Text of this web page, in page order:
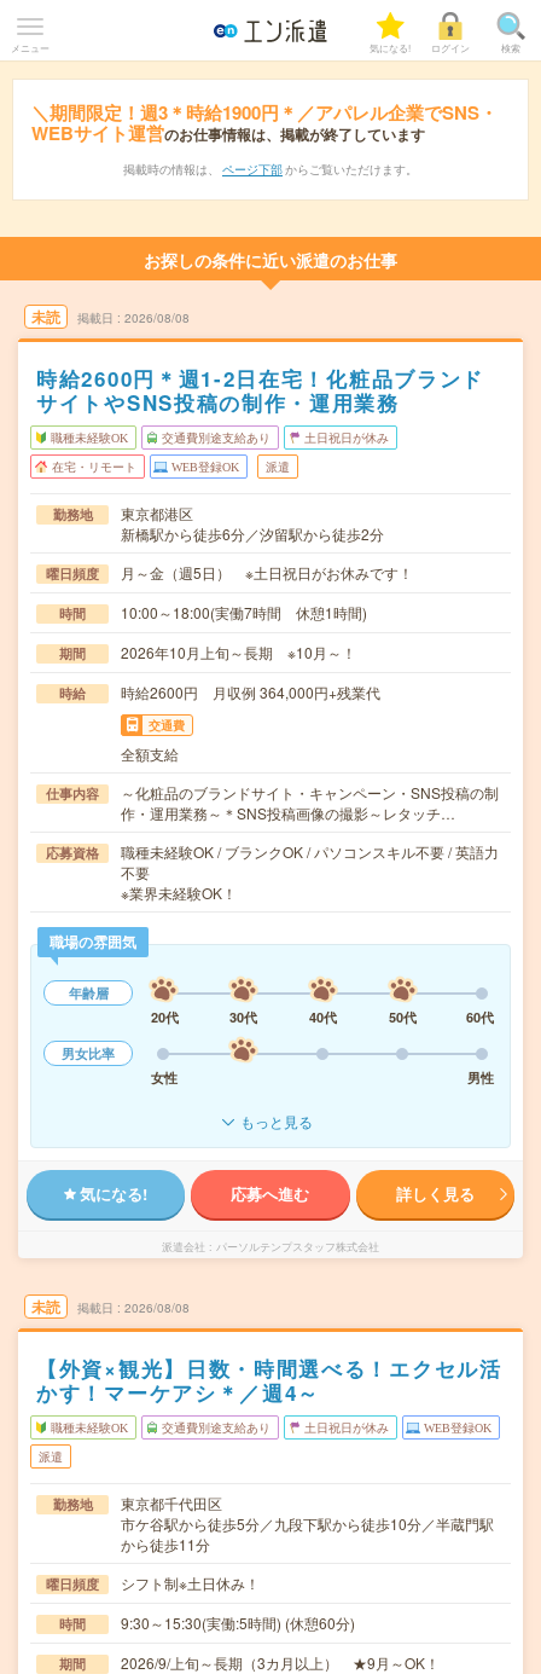
メニュー 気になる! ログイン 検索
＼期間限定！週3＊時給1900円＊／アパレル企業でSNS・
WEBサイト運営のお仕事情報は、掲載が終了しています
掲載時の情報は、 ページ下部 からご覧いただけます。
お探しの条件に近い派遣のお仕事
未読 掲載日 2026/08/08
時給2600円＊週1-2日在宅！化粧品ブランド
サイトやSNS投稿の制作・運用業務
職種未経験OK 交通費別途支給あり 土日祝日が休み
在宅・リモート WEB登録OK 派遣
勤務地
東京都港区
新橋駅から徒歩6分／汐留駅から徒歩2分
曜日頻度 月～金（週5日） ※土日祝日がお休みです！
時間 10:00～18:00(実働7時間 休憩1時間)
期間 2026年10月上旬～長期 ※10月～！
時給 時給2600円 月収例 364,000円+残業代
交通費
全額支給
仕事内容
～化粧品のブランドサイト・キャンペーン・SNS投稿の制
作・運用業務～＊SNS投稿画像の撮影～レタッチ…
応募資格
職種未経験OK / ブランクOK / パソコンスキル不要 / 英語力
不要
※業界未経験OK！
職場の雰囲気
年齢層
20代
30代 40代 50代
60代
男女比率
女性
男性
もっと見る
気になる! 応募へ進む 詳しく見る
派遣会社 パーソルテンプスタッフ株式会社
未読 掲載日 2026/08/08
【外資×観光】日数・時間選べる！エクセル活
かす！マーケアシ＊／週4～
職種未経験OK 交通費別途支給あり 土日祝日が休み WEB登録OK
派遣
勤務地
東京都千代田区
市ケ谷駅から徒歩5分／九段下駅から徒歩10分／半蔵門駅
から徒歩11分
曜日頻度 シフト制※土日休み！
時間 9:30～15:30(実働:5時間) (休憩60分)
期間 2026/9/上旬～長期（3カ月以上） ★9月～OK！